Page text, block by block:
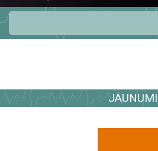
JAUNUMI